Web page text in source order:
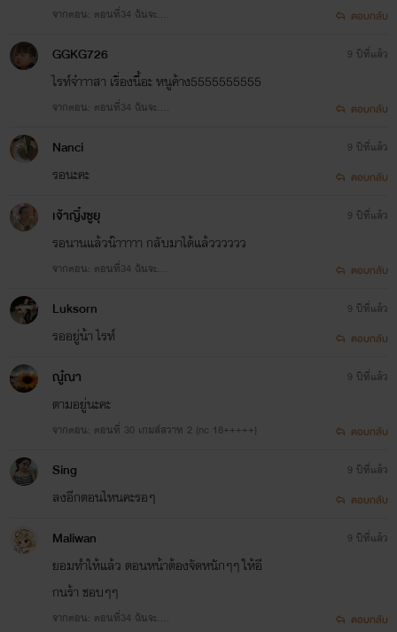
นิยายทั้งหมดของดงเหมย
1.บัลลังค์รักราชาทุ่งหญ้า
คนจากแผ่นดินใหญ่ถูกส่งไปเชื่อมสัมพันธ์แคว้น แต่เพราะไม่ใช่คนที่อีกฝ่ายหมายปองและถูกปฏิเสธ
ตั้งแต่เริ่ม เหยียนอวี้จึงทำทุกทางเพื่อปกป้องตัวเองให้พ้นจากการแต่งงานครั้งนี้
ด้วยรัก
จากตอน: ตอนที่34 ฉันจะ…. ตอบกลับ
GGKG726
ไรท์จ๋าาาสา เรื่องนี้อะ หนูค้าง5555555555
จากตอน: ตอนที่34 ฉันจะ….
9 ปีที่แล้ว
ตอบกลับ
Nanci
รอนะคะ
9 ปีที่แล้ว
ตอบกลับ
เจ้าญิ๋งซูยุ
รอนานแล้วน๊าาาาา กลับมาได้แล้วววววว
จากตอน: ตอนที่34 ฉันจะ….
9 ปีที่แล้ว
ตอบกลับ
Luksorn
รออยู่น้า ไรท์
9 ปีที่แล้ว
ตอบกลับ
ณู๋ณา
ตามอยู่นะคะ
จากตอน: ตอนที่ 30 เกมส์สวาท 2 (nc 18+++++)
9 ปีที่แล้ว
ตอบกลับ
Sing
ลงอีกตอนไหนคะรอๆ
9 ปีที่แล้ว
ตอบกลับ
Maliwan
ยอมทำให้แล้ว ตอนหน้าต้องจัดหนักๆๆ ให้อี
กนร้า ชอบๆๆ
จากตอน: ตอนที่34 ฉันจะ….
9 ปีที่แล้ว
ตอบกลับ